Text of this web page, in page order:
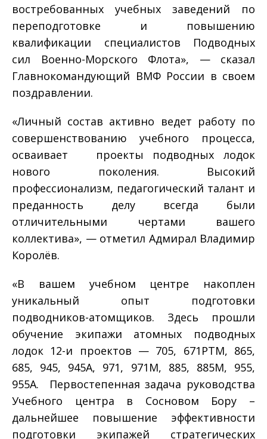
востребованных учебных заведений по
переподготовке и повышению
квалификации специалистов Подводных
сил Военно-Морского Флота», — сказал
Главнокомандующий ВМФ России в своем
поздравлении.
«Личный состав активно ведет работу по
совершенствованию учебного процесса,
осваивает проекты подводных лодок
нового поколения. Высокий
профессионализм, педагогический талант и
преданность делу всегда были
отличительными чертами вашего
коллектива», — отметил Адмирал Владимир
Королёв.
«В вашем учебном центре накоплен
уникальный опыт подготовки
подводников-атомщиков. Здесь прошли
обучение экипажи атомных подводных
лодок 12-и проектов — 705, 671РТМ, 865,
685, 945, 945А, 971, 971М, 885, 885М, 955,
955А. Первостепенная задача руководства
Учебного центра в Сосновом Бору –
дальнейшее повышение эффективности
подготовки экипажей стратегических